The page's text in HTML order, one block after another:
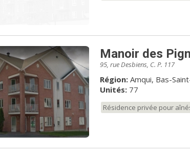
Manoir des
95, rue Desbiens, C. P. 117
Région: Amqui, Bas-
Unités:77
Résidence privée pour